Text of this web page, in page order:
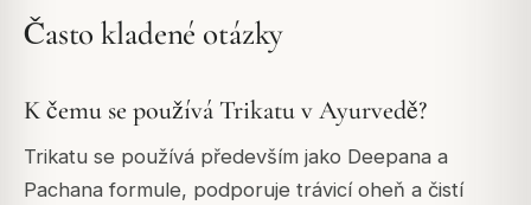
Často kladené otázky
K čemu se používá Trikatu v Ayurvedě?
Trikatu se používá především jako Deepana a
Pachana formule, podporuje trávicí oheň a čistí